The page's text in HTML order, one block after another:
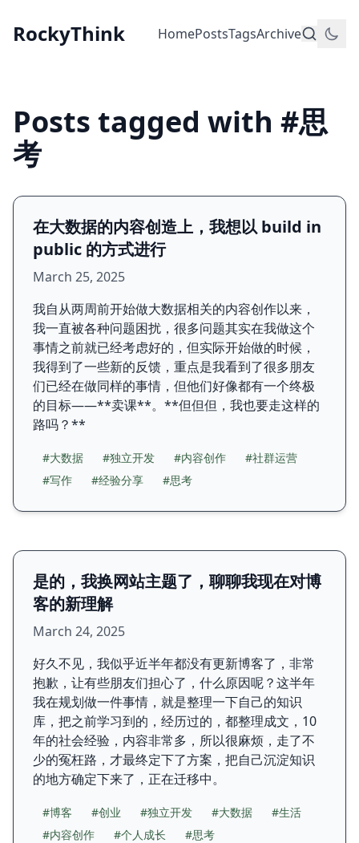
RockyThink HomePostsTagsArchive
Posts tagged with #思
考
在大数据的内容创造上，我想以 build in
public 的方式进行
March 25, 2025
我自从两周前开始做大数据相关的内容创作以来，
我一直被各种问题困扰，很多问题其实在我做这个
事情之前就已经考虑好的，但实际开始做的时候，
我得到了一些新的反馈，重点是我看到了很多朋友
们已经在做同样的事情，但他们好像都有一个终极
的目标——**卖课**。**但但但，我也要走这样的
路吗？**
#大数据 #独立开发 #内容创作
#社群运营
#写作
#经验分享 #思考
是的，我换网站主题了，聊聊我现在对博
客的新理解
March 24, 2025
好久不见，我似乎近半年都没有更新博客了，非常
抱歉，让有些朋友们担心了，什么原因呢？这半年
我在规划做一件事情，就是整理一下自己的知识
库，把之前学习到的，经历过的，都整理成文，10
年的社会经验，内容非常多，所以很麻烦，走了不
少的冤枉路，才最终定下了方案，把自己沉淀知识
的地方确定下来了，正在迁移中。
#博客 #创业 #独立开发 #大数据
#生活
#内容创作
#个人成长 #思考